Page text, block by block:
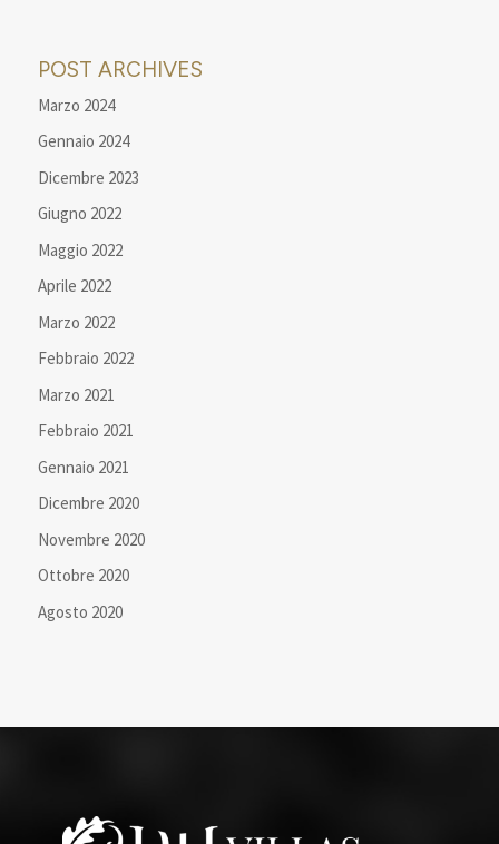
POST ARCHIVES
Marzo 2024
Gennaio 2024
Dicembre 2023
Giugno 2022
Maggio 2022
Aprile 2022
Marzo 2022
Febbraio 2022
Marzo 2021
Febbraio 2021
Gennaio 2021
Dicembre 2020
Novembre 2020
Ottobre 2020
Agosto 2020